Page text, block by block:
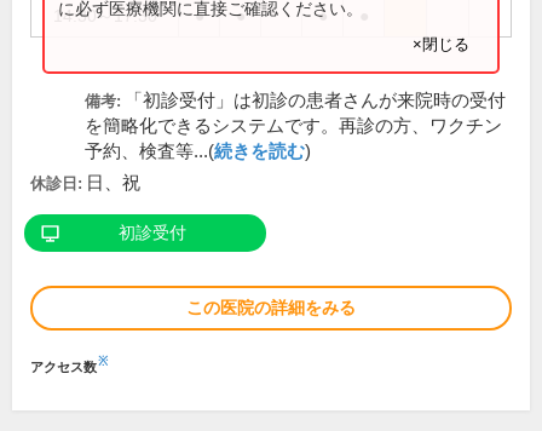
14:30～17:30 ● ● ●
に必ず医療機関に直接ご確認ください。
×閉じる
備考:
「初診受付」は初診の患者さんが来院時の受付
を簡略化できるシステムです。再診の方、ワクチン
予約、検査等...(続きを読む)
休診日: 日、祝
初診受付
この医院の詳細をみる
アクセス数※